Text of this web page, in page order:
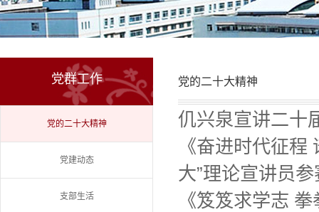
党群工作
党的二十大精神
党建动态
支部生活
党的二十大精神
仉兴泉宣讲二十
《奋进时代征
大”理论宣讲员
《笈笈求学志